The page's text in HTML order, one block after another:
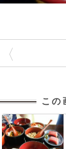
〈
この